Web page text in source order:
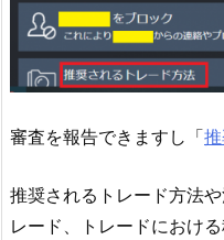
審査を報告できますし「
推奨されるトレード方法
レード、トレードにおけ